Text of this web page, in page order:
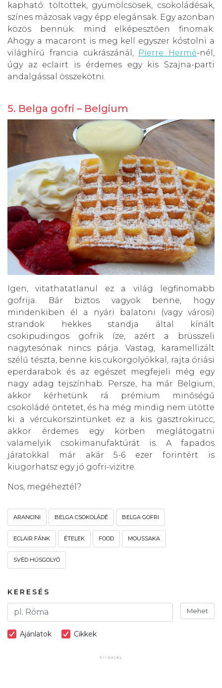
kapható: töltöttek, gyümölcsösek, csokoládésak,
színes mázosak vagy épp elegánsak. Egy azonban
közös bennük: mind elképesztően finomak.
Ahogy a macaront is meg kell egyszer kóstolni a
világhírű francia cukrászánál, Pierre Hermé-nél,
úgy az eclairt is érdemes egy kis Szajna-parti
andalgással összekötni.
5. Belga gofri – Belgium
Igen, vitathatatlanul ez a világ legfinomabb
gofrija. Bár biztos vagyok benne, hogy
mindenkiben él a nyári balatoni (vagy városi)
strandok hekkes standja által kínált
csokipudingos gofrik íze, azért a brüsszeli
nagytesónak nincs párja. Vastag, karamellizált
szélű tészta, benne kis cukorgolyókkal, rajta óriási
eperdarabok és az egészet megfejeli még egy
nagy adag tejszínhab. Persze, ha már Belgium,
akkor kérhetünk rá prémium minőségű
csokoládé öntetet, és ha még mindig nem ütötte
ki a vércukorszintünket ez a kis gasztrokirucc,
akkor érdemes egy körben meglátogatni
valamelyik csokimanufaktúrát is. A fapados
járatokkal már akár 5-6 ezer forintért is
kiugorhatsz egy jó gofri-vizitre.
Nos, megéheztél?
ARANCINI BELGA CSOKOLÁDÉ BELGA GOFRI
ECLAIR FÁNK ÉTELEK FOOD MOUSSAKA
SVÉD HÚSGOLYÓ
KERESÉS
Mehet
Ajánlatok Cikkek